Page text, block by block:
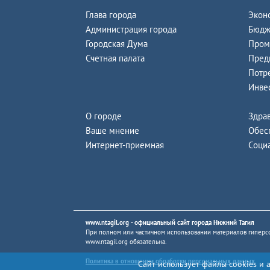
Глава города
Администрация города
Городская Дума
Счетная палата
О городе
Ваше мнение
Интернет-приемная
www.ntagil.org - официальный сайт города Нижний Тагил
При полном или частичном использовании материалов
www.ntagil.org обязательна.
Политика в отношении обработки персональных данных
Сайт использует файлы cookies и